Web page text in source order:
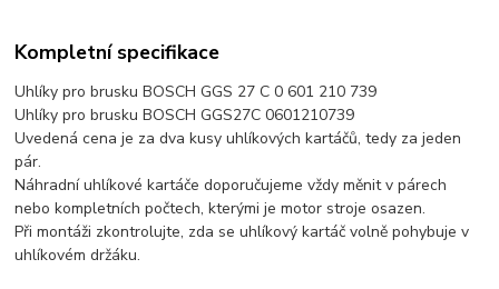
Kompletní specifikace
Uhlíky pro brusku BOSCH GGS 27 C 0 601 210 739
Uhlíky pro brusku BOSCH GGS27C 0601210739
Uvedená cena je za dva kusy uhlíkových kartáčů, tedy za jeden
pár.
Náhradní uhlíkové kartáče doporučujeme vždy měnit v párech
nebo kompletních počtech, kterými je motor stroje osazen.
Při montáži zkontrolujte, zda se uhlíkový kartáč volně pohybuje v
uhlíkovém držáku.